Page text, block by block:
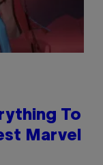
To
Marvel